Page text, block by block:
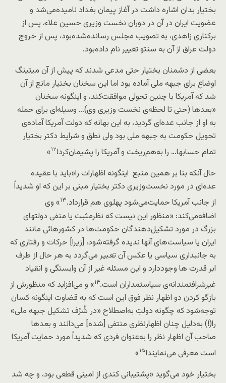
بختیار بدان اشاره داشت در آغاز پیمان بغداد نامیده‌می‌شد و
عضویت ایران در آن در دوران نخست وزیری حسین علاء، پس از
برکناری زاهدی، به تصویب مجلس رسانده‌شده‌بود، پس از خروج
دولت عراق از آن به سنتو تغییر نام داده‌بود.
بعضی از دشمنان بختیار حتی مدعی شدند که پیش از آن میتینگ
اوضاع برای جبهه ملی آماده بود اما این سخنان بختیار مانع از آن
شد که آمریکا با چنین تحولی موافقت‌کند، و اینگونه سخنان
«بعدها (حتی تا لحظه‌ی نخست وزیری وی)… وسیله‌ای برای حمله
به او از جانب عده‌ای گردید، به این بهانه که دولت آمریکا آماده‌ی
تحویل حکومت به جبهه ملی بود ولی نطق و شرایط دکتر بختیار
تمام حسابها… را به‌هم‌ریخت و آمریکا را پشیمان‌کرد!۱۲»
حال آنکه بنا بر همین منبع اینگونه اظهارات را«باید با عقیده
عده‌ای در مورد نخست‌وزیری دکتر بختیار مبنی بر این که او شدیداً
از جانب آمریکا حمایت‌می‌شود پهلوی هم قرارداد.۱۳» وی
اضافه‌می‌کند: «منظور این نیست که نظرمثبت یا منفی دولتهای
بزرگ در مورد تشکیل‌دهندگان حکومت‌ها در کشورهائی مانند
ایران یا سیاست‌های آنها ندیده گرفته‌شود، [زیرا] حرکات و رفتاری که
به جانبداری سیاسی یا عکس آن تعبیر می‌گردد به هر حال از طرف
ابر قدرت ها وجوددارد و این مسئله غیر از آن وابستگی و انقیاد
غیرشرافتمندانه‌ی سیاستمداران است.۱۴» و می‌افزاید که منظورش از
بازگو کردن دو اظهار نظر فوق این است که به قضاوت اینگونه کسان
توجه‌شود که چگونه دولتِ به‌اصطلاح «در شُرُف تشکیل جبهه ملی»
را(!) به‌دلیل چنان اظهارنظری منتفی [شده] می‌دانند و بعدها
صاحب آن اظهار نظر را به‌عنوان فردی که شدیداً مورد حمایت آمریکا
است معرفی می‌نمایند!۱۵»
بختیار خود می‌گوید «پشتیبانی کندی از امینی قطعی بود، و چه شد